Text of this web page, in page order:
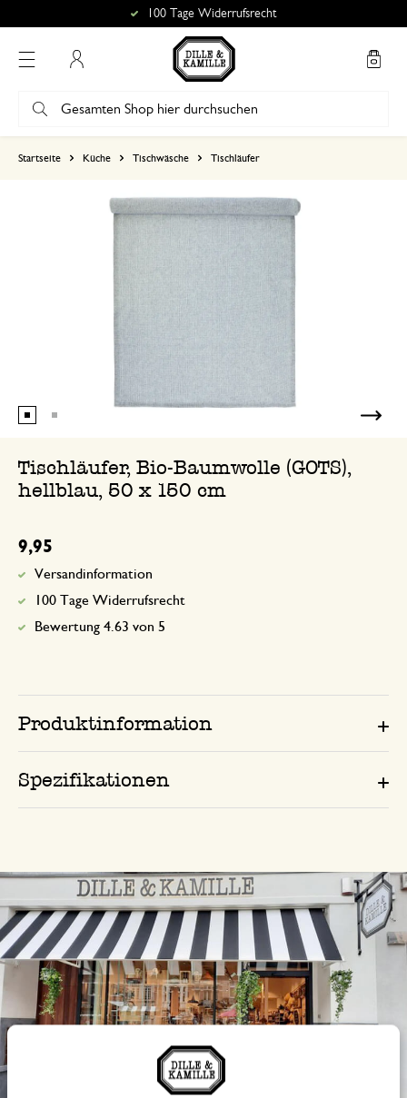
100 Tage Widerrufsrecht
Startseite Küche Tischwäsche Tischläufer
Tischläufer, Bio-Baumwolle (GOTS),
hellblau, 50 x 150 cm
9,95
Versandinformation
100 Tage Widerrufsrecht
Bewertung 4.63 von 5
Produktinformation
Spezifikationen
Immer in der Nähe